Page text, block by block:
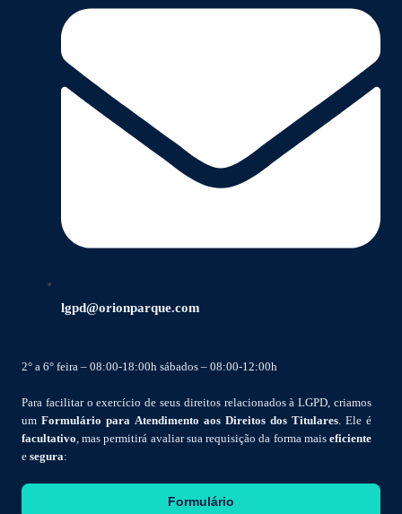
lgpd@orionparque.com
2° a 6° feira – 08:00-18:00h sábados – 08:00-12:00h
Para facilitar o exercício de seus direitos relacionados à LGPD, criamos
um Formulário para Atendimento aos Direitos dos Titulares . Ele é
facultativo , mas permitirá avaliar sua requisição da forma mais eficiente
e segura:
Formulário